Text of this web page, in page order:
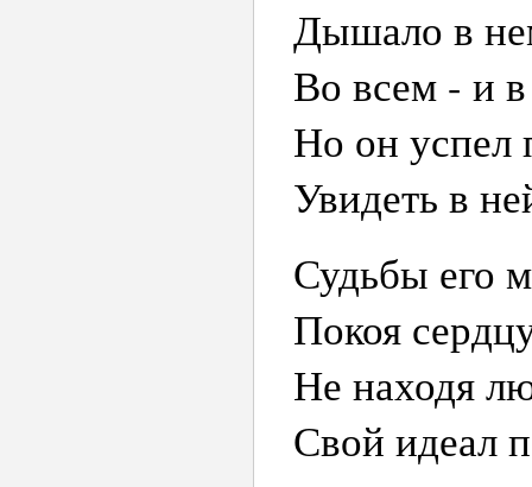
Дышало в
Во всем - и
Но он успел
Увидеть в
Судьбы его
Покоя
Не находя
Свой идеал